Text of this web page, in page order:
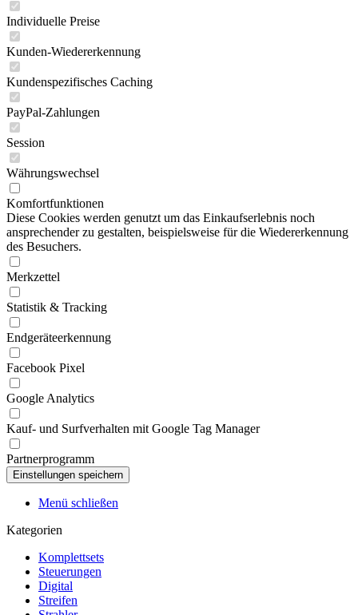
Individuelle Preise
Kunden-Wiedererkennung
Kundenspezifisches Caching
PayPal-Zahlungen
Session
Währungswechsel
Komfortfunktionen
Diese Cookies werden genutzt um das Einkaufserlebnis noch
ansprechender zu gestalten, beispielsweise für die Wiedererkennung
des Besuchers.
Merkzettel
Statistik & Tracking
Endgeräteerkennung
Facebook Pixel
Google Analytics
Kauf- und Surfverhalten mit Google Tag Manager
Partnerprogramm
Menü schließen
Kategorien
Komplettsets
Steuerungen
Digital
Streifen